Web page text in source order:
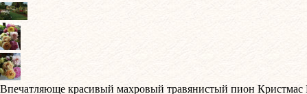
​Впечатляюще красивый махровый травянистый пион Кристмас